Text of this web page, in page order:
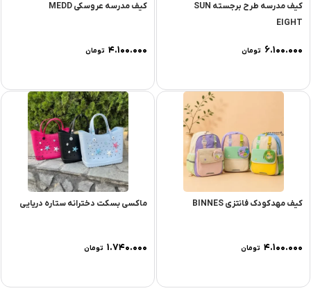
کیف مدرسه طرح برجسته SUN
EIGHT
۶.۱۰۰.۰۰۰ تومان
کیف مدرسه عروسکی MEDD
۴.۱۰۰.۰۰۰ تومان
کیف مهدکودک فانتزی BINNES
۴.۱۰۰.۰۰۰ تومان
ماکسی بسکت دخترانه ستاره دریایی
۱.۷۴۰.۰۰۰ تومان